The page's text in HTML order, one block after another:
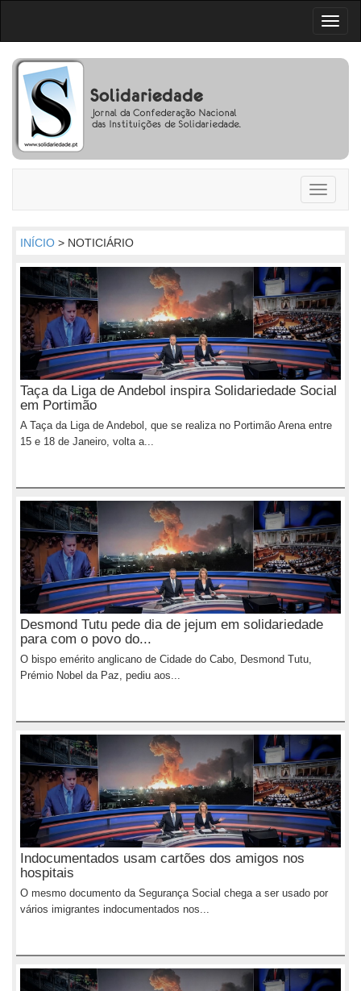
Toggle
INÍCIO > NOTICIÁRIO
Taça da Liga de Andebol inspira Solidariedade Social
em Portimão
A Taça da Liga de Andebol, que se realiza no Portimão Arena entre
15 e 18 de Janeiro, volta a...
Desmond Tutu pede dia de jejum em solidariedade
para com o povo do...
O bispo emérito anglicano de Cidade do Cabo, Desmond Tutu,
Prémio Nobel da Paz, pediu aos...
Indocumentados usam cartões dos amigos nos
hospitais
O mesmo documento da Segurança Social chega a ser usado por
vários imigrantes indocumentados nos...